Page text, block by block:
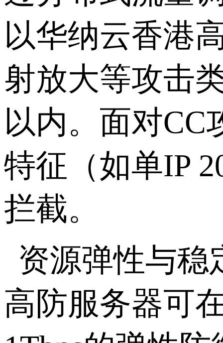
以华纳云香港
射放大等攻击
以内。面对CC
特征（如单IP
拦截。
资源弹性与稳
高防服务器可